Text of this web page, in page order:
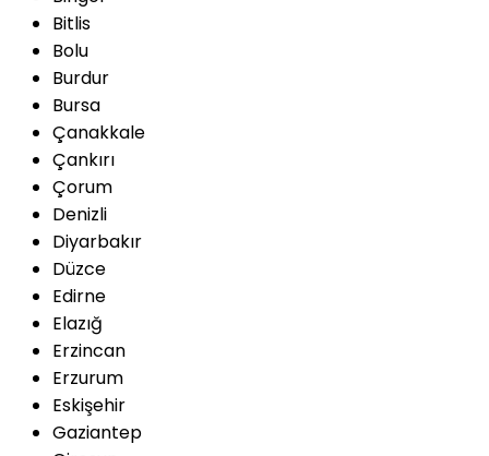
Bitlis
Bolu
Burdur
Bursa
Çanakkale
Çankırı
Çorum
Denizli
Diyarbakır
Düzce
Edirne
Elazığ
Erzincan
Erzurum
Eskişehir
Gaziantep